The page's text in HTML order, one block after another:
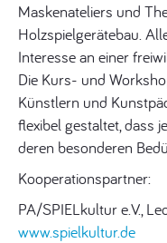
Maskenateliers und
Holzspielgerätebau.
Interesse an einer
Die Kurs- und
Künstlern und
flexibel gestaltet, dass
deren besonderen
Kooperationspartner:
PA/SPIELkultur e.V.,
www.spielkultur.de